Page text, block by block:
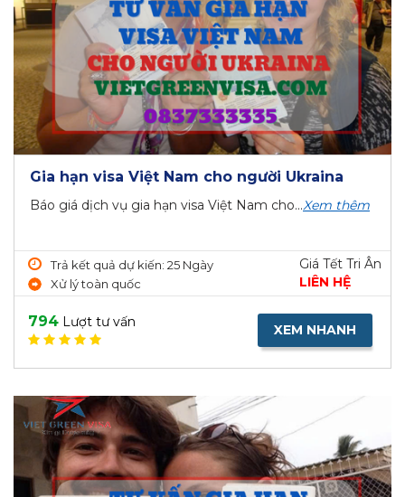
Gia hạn visa Việt Nam cho người Ukraina
Báo giá dịch vụ gia hạn visa Việt Nam cho...Xem thêm
Trả kết quả dự kiến: 25 Ngày
Xử lý toàn quốc
Giá Tết Tri Ân
LIÊN HỆ
794 Lượt tư vấn XEM NHANH